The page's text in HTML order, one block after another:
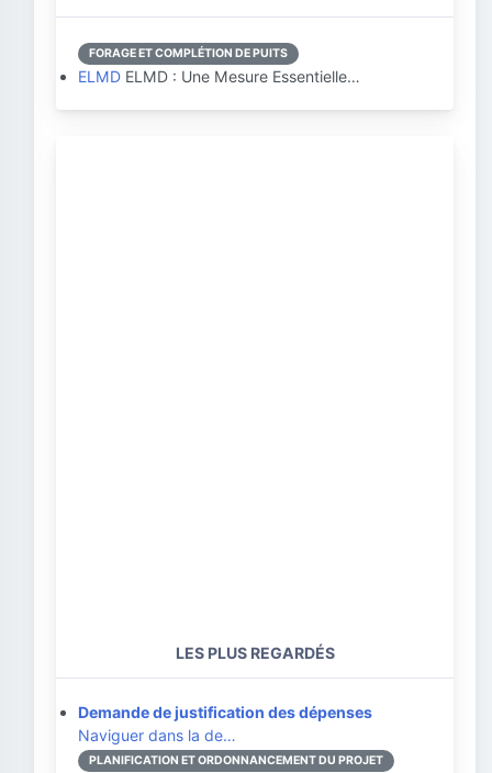
FORAGE ET COMPLÉTION DE PUITS
ELMD ELMD : Une Mesure Essentielle…
LES PLUS REGARDÉS
Demande de justification des dépenses
Naviguer dans la de…
PLANIFICATION ET ORDONNANCEMENT DU PROJET